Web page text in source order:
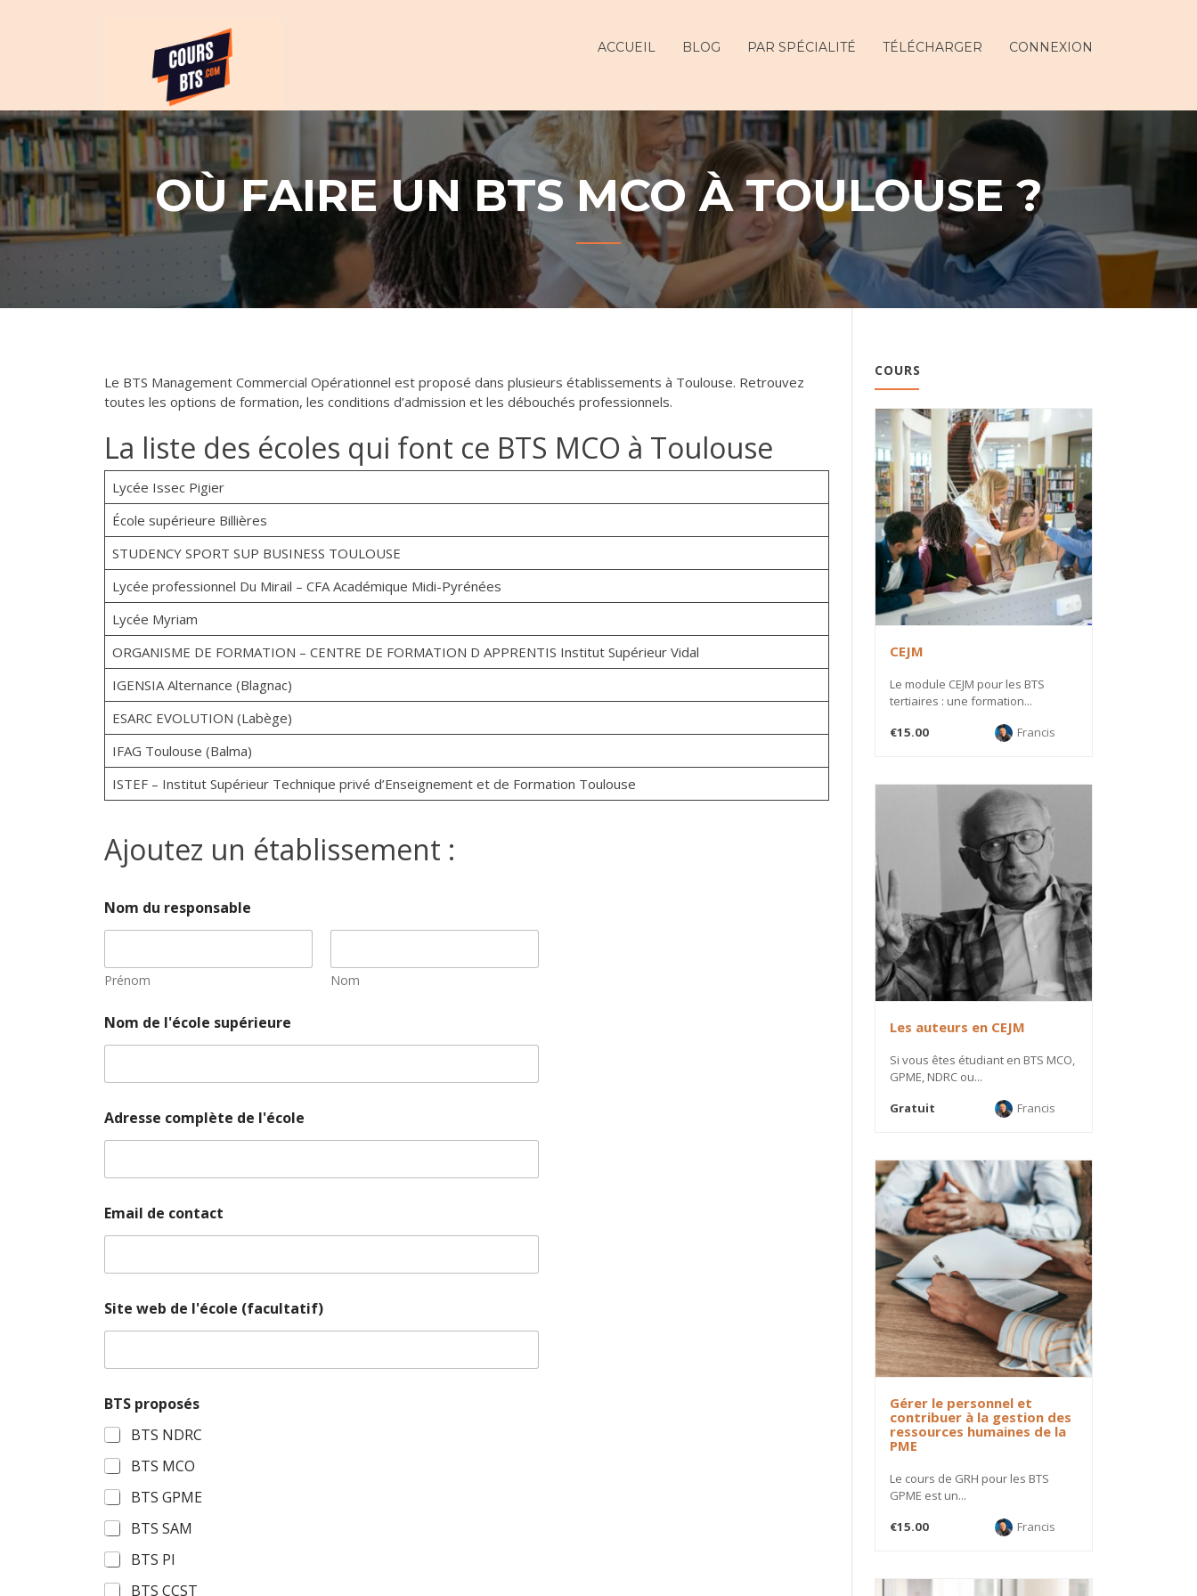
ACCUEIL BLOG PAR SPÉCIALITÉ TÉLÉCHARGER CONNEXION
OÙ FAIRE UN BTS MCO À TOULOUSE ?
Le BTS Management Commercial Opérationnel est proposé dans plusieurs établissements à Toulouse. Retrouvez
toutes les options de formation, les conditions d’admission et les débouchés professionnels.
La liste des écoles qui font ce BTS MCO à Toulouse
Lycée Issec Pigier
École supérieure Billières
STUDENCY SPORT SUP BUSINESS TOULOUSE
Lycée professionnel Du Mirail – CFA Académique Midi-Pyrénées
Lycée Myriam
ORGANISME DE FORMATION – CENTRE DE FORMATION D APPRENTIS Institut Supérieur Vidal
IGENSIA Alternance (Blagnac)
ESARC EVOLUTION (Labège)
IFAG Toulouse (Balma)
ISTEF – Institut Supérieur Technique privé d’Enseignement et de Formation Toulouse
Ajoutez un établissement :
Nom du responsable
Prénom Nom
Nom de l'école supérieure
Adresse complète de l'école
n
f
r
a
t
i
n
l
é
c
o
l
e
l
'
é
c
o
Email de contact
Site web de l'école (facultatif)
BTS proposés
BTS NDRC
BTS MCO
BTS GPME
BTS SAM
BTS PI
BTS CCST
COURS
CEJM
Le module CEJM pour les BTS
tertiaires : une formation...
€15.00
Francis
Les auteurs en CEJM
Si vous êtes étudiant en BTS MCO,
GPME, NDRC ou...
Gratuit
Francis
Gérer le personnel et
contribuer à la gestion des
ressources humaines de la
PME
Le cours de GRH pour les BTS
GPME est un...
€15.00
Francis